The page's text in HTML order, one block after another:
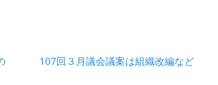
107回３月議会議案は組織改編など